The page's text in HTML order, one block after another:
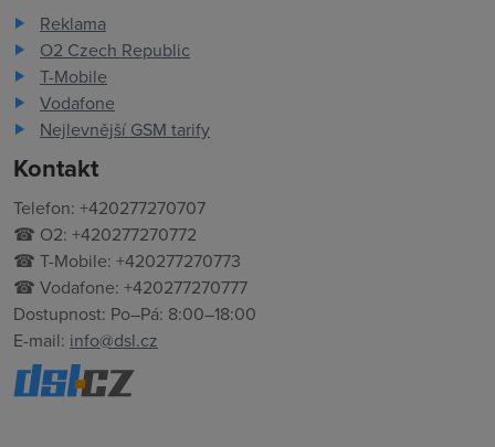
Reklama
O2 Czech Republic
T-Mobile
Vodafone
Nejlevnější GSM tarify
Kontakt
Telefon: +420277270707
☎ O2: +420277270772
☎ T-Mobile: +420277270773
☎ Vodafone: +420277270777
Dostupnost: Po–Pá: 8:00–18:00
E-mail: info@dsl.cz